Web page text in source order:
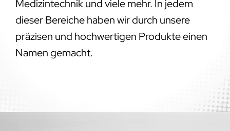
Medizintechnik und viele mehr. In jedem
dieser Bereiche haben wir durch unsere
präzisen und hochwertigen Produkte einen
Namen gemacht.